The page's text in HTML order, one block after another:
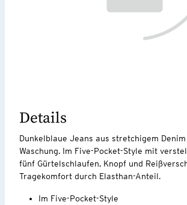
Details
Dunkelblaue Jeans aus stretchigem
Waschung. Im Five-Pocket-Style mit
fünf Gürtelschlaufen, Knopf und
Tragekomfort durch Elasthan-Anteil.
Im Five-Pocket-Style